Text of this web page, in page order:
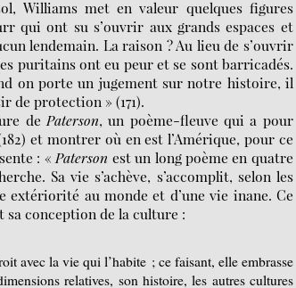
Williams met en valeur quelques figures
qui ont su s’ouvrir aux grands espaces et
lendemain. La raison ? Au lieu de s’ouvrir
puritains ont eu peur et se sont barricadés.
on porte un jugement sur notre histoire, il
de protection » (171).
dePaterson, un poème-fleuve qui a pour
et montrer où en est l’Amérique, pour ce
: «Paterson est un long poème en quatre
Sa vie s’achève, s’accomplit, selon les
extériorité au monde et d’une vie inane. Ce
conception de la culture :
avec la vie qui l’habite ; ce faisant, elle embrasse
relatives, son histoire, les autres cultures